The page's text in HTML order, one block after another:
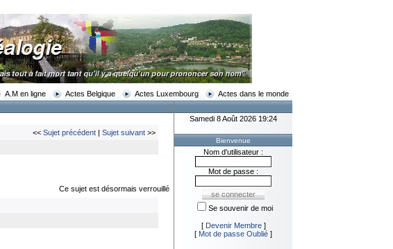
A.M en ligne Actes Belgique Actes Luxembourg Actes dans le monde
<< Sujet précédent | Sujet suivant >>
Ce sujet est désormais verrouillé
Samedi 8 Août 2026 19:24
Bienvenue
Nom d'utilisateur :
Mot de passe :
Se souvenir de moi
[ Devenir Membre]
[ Mot de passe Oublié ]